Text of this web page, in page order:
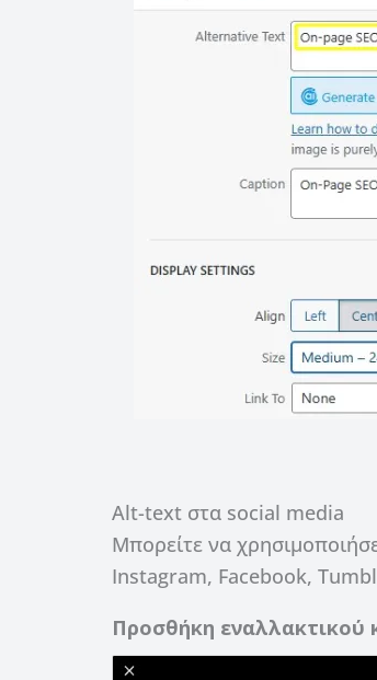
Alt-text στα social media
Μπορείτε να
Instagram, Facebook,
Προσθήκη εναλλακτικού